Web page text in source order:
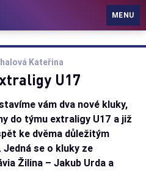
MENU
Kateřina
U17
vám dva nové kluky,
do týmu extraligy U17 a již
ke dvěma důležitým
se o kluky ze
Žilina – Jakub Urda a